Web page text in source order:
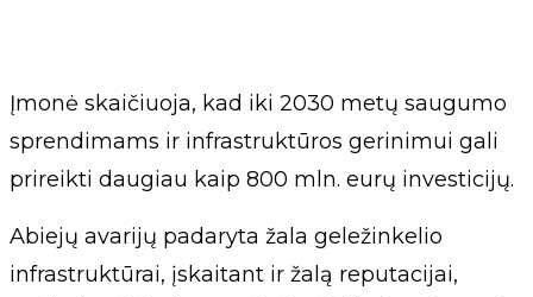
Įmonė skaičiuoja, kad iki 2030 metų saugumo
sprendimams ir infrastruktūros gerinimui gali
prireikti daugiau kaip 800 mln. eurų investicijų.
Abiejų avarijų padaryta žala geležinkelio
infrastruktūrai, įskaitant ir žalą reputacijai,